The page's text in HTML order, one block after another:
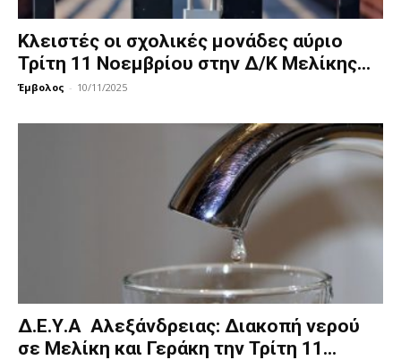
Κλειστές οι σχολικές μονάδες αύριο
Τρίτη 11 Νοεμβρίου στην Δ/Κ Μελίκης...
Έμβολος - 10/11/2025
Δ.Ε.Υ.Α Αλεξάνδρειας: Διακοπή νερού
σε Μελίκη και Γεράκη την Τρίτη 11...